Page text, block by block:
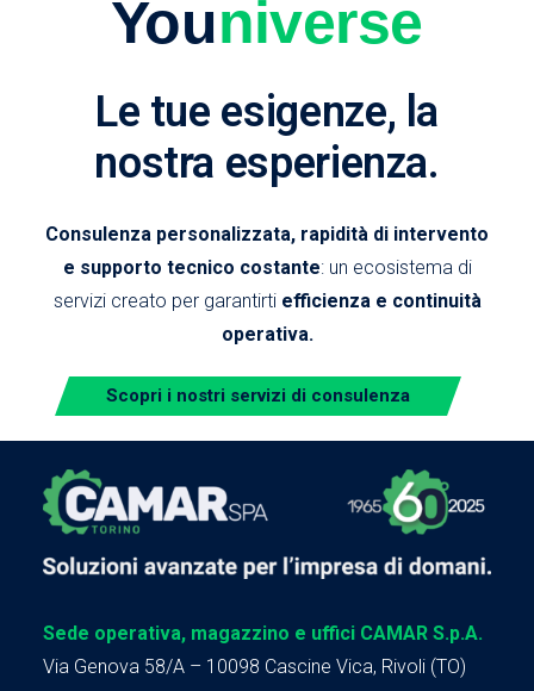
Youniverse
Le tue esigenze, la
nostra esperienza.
Consulenza personalizzata, rapidità di intervento
e supporto tecnico costante: un ecosistema di
servizi creato per garantirti efficienza e continuità
operativa.
Scopri i nostri servizi di consulenza
Sede operativa, magazzino e uffici CAMAR S.p.A.
Via Genova 58/A – 10098 Cascine Vica, Rivoli (TO)